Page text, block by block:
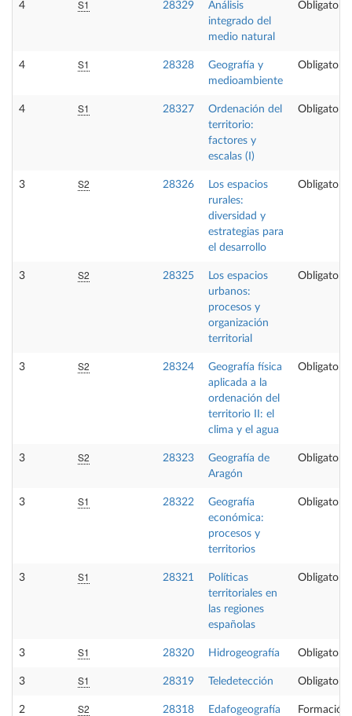
4 S1 28329
Análisis
integrado del
medio natural
Obligatoria
4 S1 28328
Geografía y
medioambiente
Obligatoria
4 S1 28327
Ordenación del
territorio:
factores y
escalas (I)
Obligatoria
3 S2 28326
Los espacios
rurales:
diversidad y
estrategias para
el desarrollo
Obligatoria
3 S2 28325
Los espacios
urbanos:
procesos y
organización
territorial
Obligatoria
3 S2 28324
Geografía física
aplicada a la
ordenación del
territorio II: el
clima y el agua
Obligatoria
3 S2 28323
Geografía de
Aragón
Obligatoria
3 S1 28322
Geografía
económica:
procesos y
territorios
Obligatoria
3 S1 28321
Políticas
territoriales en
las regiones
españolas
Obligatoria
3 S1 28320 Hidrogeografía Obligatoria
3 S1 28319 Teledetección Obligatoria
2 S2 28318 Edafogeografía Formación